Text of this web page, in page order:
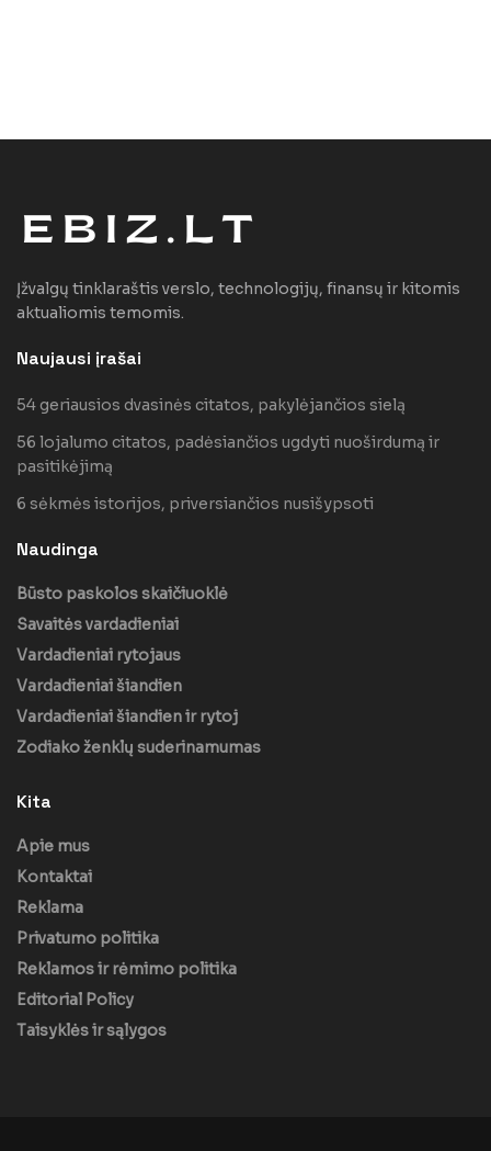
Įžvalgų tinklaraštis verslo, technologijų, finansų ir kitomis
aktualiomis temomis.
Naujausi įrašai
54 geriausios dvasinės citatos, pakylėjančios sielą
56 lojalumo citatos, padėsiančios ugdyti nuoširdumą ir
pasitikėjimą
6 sėkmės istorijos, priversiančios nusišypsoti
Naudinga
Būsto paskolos skaičiuoklė
Savaitės vardadieniai
Vardadieniai rytojaus
Vardadieniai šiandien
Vardadieniai šiandien ir rytoj
Zodiako ženklų suderinamumas
Kita
Apie mus
Kontaktai
Reklama
Privatumo politika
Reklamos ir rėmimo politika
Editorial Policy
Taisyklės ir sąlygos